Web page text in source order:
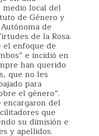
local del
de Género y
de
de la Rosa.
el enfoque de
e incidió en
han querido
que no les
para
el género”.
del
que
su dimisión e
y apellidos.